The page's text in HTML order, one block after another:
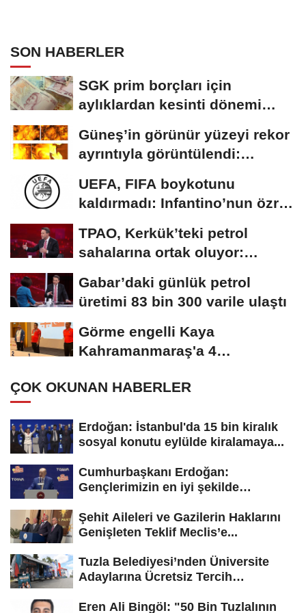
SON HABERLER
SGK prim borçları için
aylıklardan kesinti dönemi
Güneş’in görünür yüzeyi rekor
ayrıntıyla görüntülendi:
UEFA, FIFA boykotunu
kaldırmadı: Infantino’nun özrü
TPAO, Kerkük’teki petrol
sahalarına ortak oluyor:
Gabar’daki günlük petrol
üretimi 83 bin 300 varile ulaştı
Görme engelli Kaya
Kahramanmaraş'a 4
ÇOK OKUNAN HABERLER
Erdoğan: İstanbul'da 15 bin kiralık
sosyal konutu eylülde kiralamaya...
Cumhurbaşkanı Erdoğan:
Gençlerimizin en iyi şekilde
Şehit Aileleri ve Gazilerin Haklarını
Genişleten Teklif Meclis’e...
Tuzla Belediyesi’nden Üniversite
Adaylarına Ücretsiz Tercih
Eren Ali Bingöl: "50 Bin Tuzlalının